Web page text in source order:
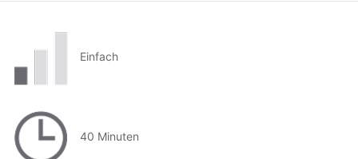
Einfach
40 Minuten